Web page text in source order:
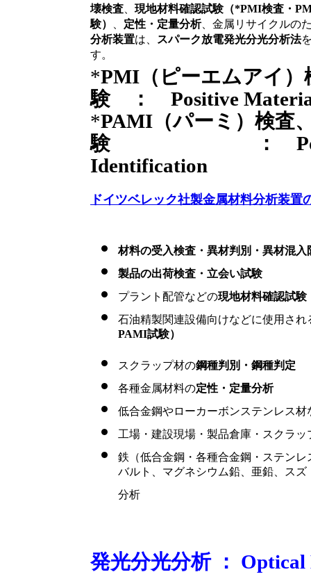
壊検査
現地材料確認試験（*PMI検査・
験）
定性・定量分析、金属リサイクルの
分析装置は、 スパーク放電発光分光分析法
す。
*PMI（ピーエムアイ
験 ： Positive
*PAMI（パーミ）検査
験 ： Positive
Identification
ドイツベレック社製金属材料分析装置
材料の受入検査・異材判別・異材混
製品の出荷検査・立会い試験
プラント配管などの現地材料確認試
石油精製関連設備向けなどに使用され
PAMI試験）
スクラップ材の鋼種判別・鋼種判定
各種金属材料の定性・定量分析
低合金鋼やローカーボンステンレス
工場・建設現場・製品倉庫・スクラッ
鉄（低合金鋼・各種合金鋼・ステン
バルト、マグネシウム鉛、亜鉛、ス
分析
発光分光分析 ：